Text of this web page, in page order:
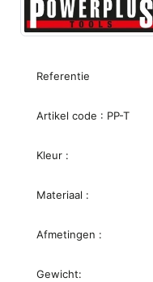
Referentie
Artikel code : PP-T
Kleur :
Materiaal :
Afmetingen :
Gewicht: